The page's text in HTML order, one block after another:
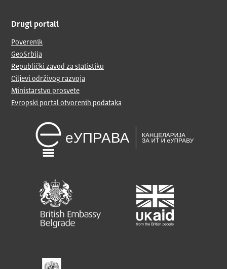
Drugi portali
Poverenik
GeoSrbija
Republički zavod za statistiku
Ciljevi održivog razvoja
Ministarstvo prosvete
Evropski portal otvorenih podataka